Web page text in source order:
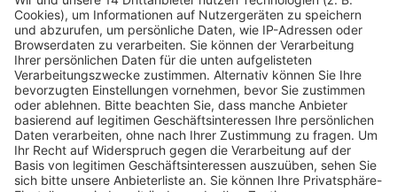
Fachmedien Recht und Wirtschaft
Ein Fachbereich der
dfv Mediengruppe
Mainzer Landstr. 251
60326 Frankfurt am Main